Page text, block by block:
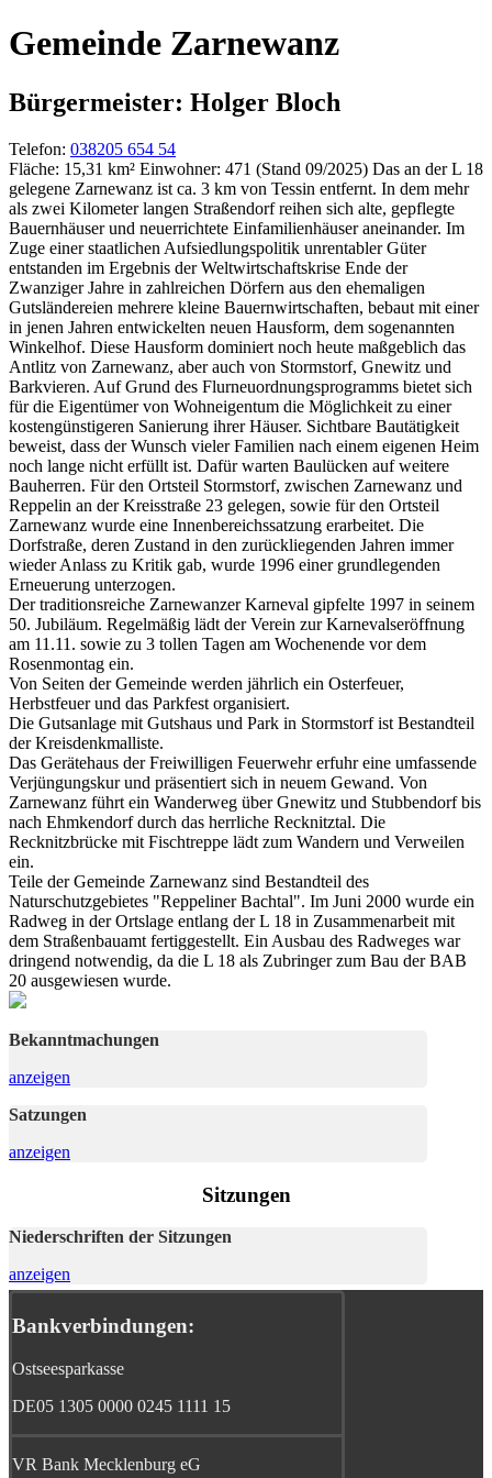
Gemeinde Zarnewanz
Bürgermeister: Holger Bloch
Telefon: 038205 654 54
Fläche: 15,31 km² Einwohner: 471 (Stand 09/2025) Das an der L 18
gelegene Zarnewanz ist ca. 3 km von Tessin entfernt. In dem mehr
als zwei Kilometer langen Straßendorf reihen sich alte, gepflegte
Bauernhäuser und neuerrichtete Einfamilienhäuser aneinander. Im
Zuge einer staatlichen Aufsiedlungspolitik unrentabler Güter
entstanden im Ergebnis der Weltwirtschaftskrise Ende der
Zwanziger Jahre in zahlreichen Dörfern aus den ehemaligen
Gutsländereien mehrere kleine Bauernwirtschaften, bebaut mit einer
in jenen Jahren entwickelten neuen Hausform, dem sogenannten
Winkelhof. Diese Hausform dominiert noch heute maßgeblich das
Antlitz von Zarnewanz, aber auch von Stormstorf, Gnewitz und
Barkvieren. Auf Grund des Flurneuordnungsprogramms bietet sich
für die Eigentümer von Wohneigentum die Möglichkeit zu einer
kostengünstigeren Sanierung ihrer Häuser. Sichtbare Bautätigkeit
beweist, dass der Wunsch vieler Familien nach einem eigenen Heim
noch lange nicht erfüllt ist. Dafür warten Baulücken auf weitere
Bauherren. Für den Ortsteil Stormstorf, zwischen Zarnewanz und
Reppelin an der Kreisstraße 23 gelegen, sowie für den Ortsteil
Zarnewanz wurde eine Innenbereichssatzung erarbeitet. Die
Dorfstraße, deren Zustand in den zurückliegenden Jahren immer
wieder Anlass zu Kritik gab, wurde 1996 einer grundlegenden
Erneuerung unterzogen.
Der traditionsreiche Zarnewanzer Karneval gipfelte 1997 in seinem
50. Jubiläum. Regelmäßig lädt der Verein zur Karnevalseröffnung
am 11.11. sowie zu 3 tollen Tagen am Wochenende vor dem
Rosenmontag ein.
Von Seiten der Gemeinde werden jährlich ein Osterfeuer,
Herbstfeuer und das Parkfest organisiert.
Die Gutsanlage mit Gutshaus und Park in Stormstorf ist Bestandteil
der Kreisdenkmalliste.
Das Gerätehaus der Freiwilligen Feuerwehr erfuhr eine umfassende
Verjüngungskur und präsentiert sich in neuem Gewand. Von
Zarnewanz führt ein Wanderweg über Gnewitz und Stubbendorf bis
nach Ehmkendorf durch das herrliche Recknitztal. Die
Recknitzbrücke mit Fischtreppe lädt zum Wandern und Verweilen
ein.
Teile der Gemeinde Zarnewanz sind Bestandteil des
Naturschutzgebietes "Reppeliner Bachtal". Im Juni 2000 wurde ein
Radweg in der Ortslage entlang der L 18 in Zusammenarbeit mit
dem Straßenbauamt fertiggestellt. Ein Ausbau des Radweges war
dringend notwendig, da die L 18 als Zubringer zum Bau der BAB
20 ausgewiesen wurde.
Bekanntmachungen
anzeigen
Satzungen
anzeigen
Sitzungen
Niederschriften der Sitzungen
anzeigen
Bankverbindungen:
Ostseesparkasse
DE05 1305 0000 0245 1111 15
VR Bank Mecklenburg eG